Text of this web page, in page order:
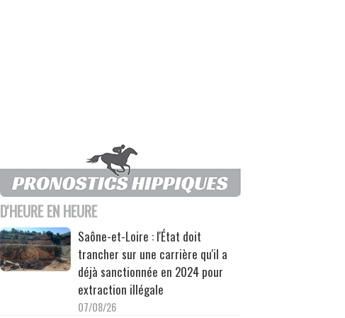
D'HEURE EN HEURE
Saône-et-Loire : l'État doit
trancher sur une carrière qu'il a
déjà sanctionnée en 2024 pour
extraction illégale
07/08/26